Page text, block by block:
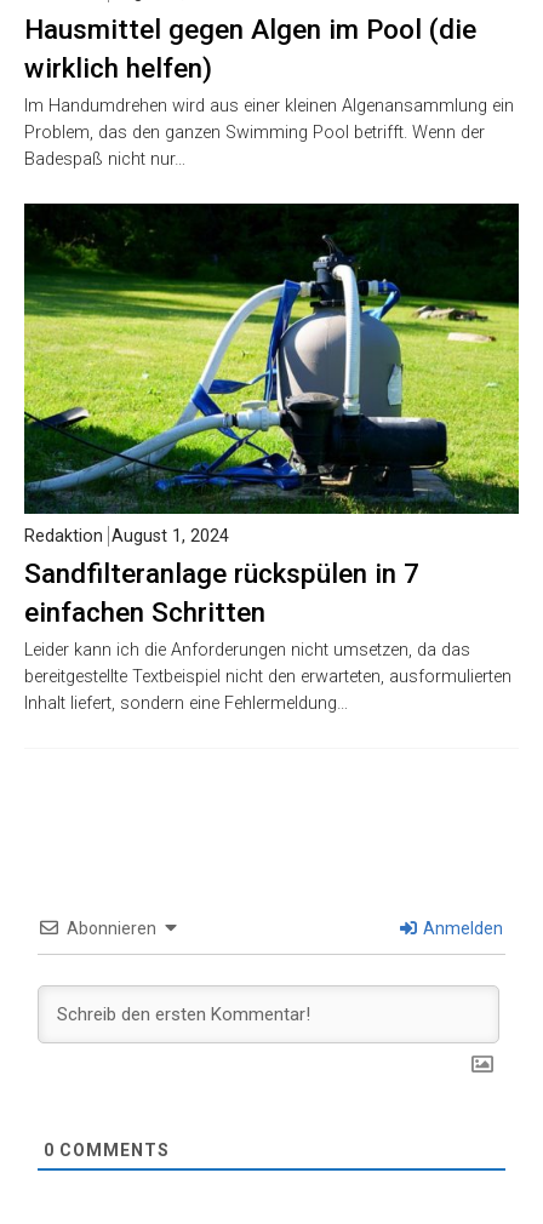
Hausmittel gegen Algen im Pool (die
wirklich helfen)
Im Handumdrehen wird aus einer kleinen Algenansammlung ein
Problem, das den ganzen Swimming Pool betrifft. Wenn der
Badespaß nicht nur…
Sandfilteranlage rückspülen in 7
einfachen Schritten
Redaktion August 1, 2024
Leider kann ich die Anforderungen nicht umsetzen, da das
bereitgestellte Textbeispiel nicht den erwarteten, ausformulierten
Inhalt liefert, sondern eine Fehlermeldung…
Abonnieren Anmelden
0 COMMENTS